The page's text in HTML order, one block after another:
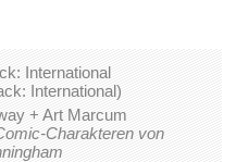
International
International)
+ Art Marcum
Charakteren von